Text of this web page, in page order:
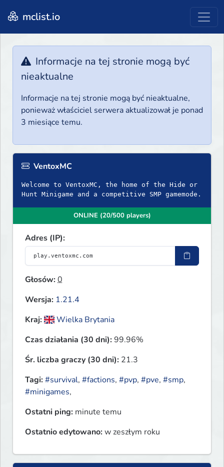
mclist.io
Informacje na tej stronie mogą być
nieaktualne
Informacje na tej stronie mogą być nieaktualne,
ponieważ właściciel serwera aktualizował je ponad
3 miesiące temu.
VentoxMC
Welcome to VentoxMC, the home of the Hide or
Hunt Minigame and a competitive SMP gamemode.
ONLINE (20/500 players)
Adres (IP):
Głosów:0
Wersja: 1.21.4
Kraj:
Wielka Brytania
Czas działania (30 dni):99.96%
Śr. liczba graczy (30 dni): 21.3
Tagi:#survival, #factions, #pvp, #pve, #smp,
#minigames,
Ostatni ping: minute temu
Ostatnio edytowano:w zeszłym roku